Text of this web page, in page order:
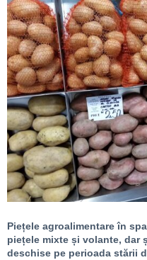
Piețele agroalimentare în
piețele mixte și volante, dar
deschise pe perioada stării